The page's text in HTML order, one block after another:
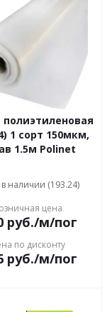
полиэтиленовая
1 сорт 150мкм,
1.5м Polinet
в наличии (193.24)
цена
руб./м/пог
по дисконту
руб./м/пог